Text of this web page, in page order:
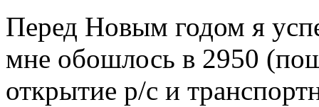
Перед Новым годом я
мне обошлось в 2950
открытие р/с и